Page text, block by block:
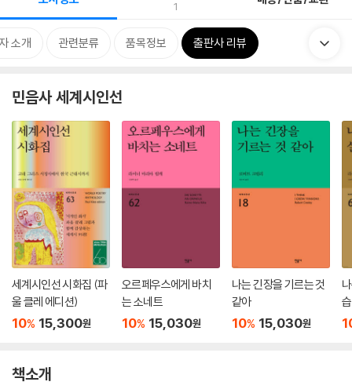
1
소개 관련분류 품목정보 출판사 리뷰
민음사 세계시인선
세계시인선 시화집 (파
울 클레 에디션)
10% 15,300원
오르페우스에게 바치
는 소네트
10% 15,030원
나는 긴장을 기르는 것
같아
10% 15,030원
집
책소개